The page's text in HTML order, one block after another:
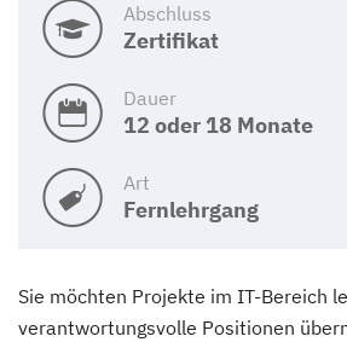
Abschluss
Zertifikat
Dauer
12 oder 18 Monate
Art
Fernlehrgang
Sie möchten Projekte im IT-Bereich
verantwortungsvolle Positionen